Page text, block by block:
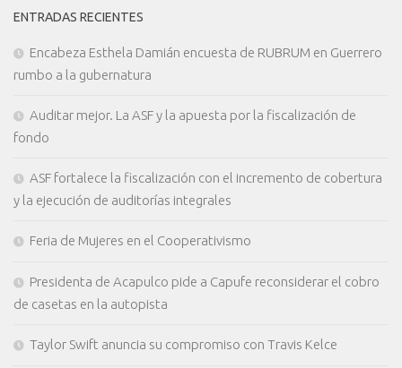
ENTRADAS RECIENTES
Encabeza Esthela Damián encuesta de RUBRUM en Guerrero
rumbo a la gubernatura
Auditar mejor. La ASF y la apuesta por la fiscalización de
fondo
ASF fortalece la fiscalización con el incremento de cobertura
y la ejecución de auditorías integrales
Feria de Mujeres en el Cooperativismo
Presidenta de Acapulco pide a Capufe reconsiderar el cobro
de casetas en la autopista
Taylor Swift anuncia su compromiso con Travis Kelce